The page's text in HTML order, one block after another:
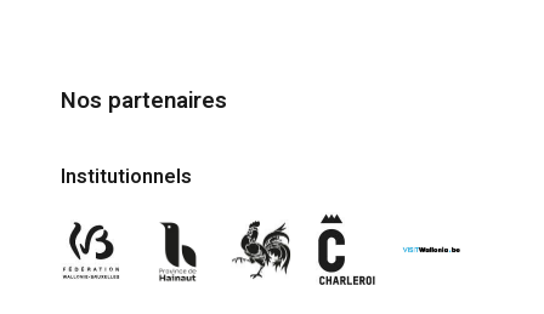
Nos partenaires
Institutionnels